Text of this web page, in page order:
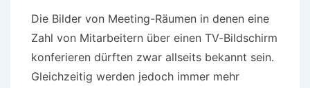
Die Bilder von Meeting-Räumen in denen eine
Zahl von Mitarbeitern über einen TV-Bildschirm
konferieren dürften zwar allseits bekannt sein.
Gleichzeitig werden jedoch immer mehr